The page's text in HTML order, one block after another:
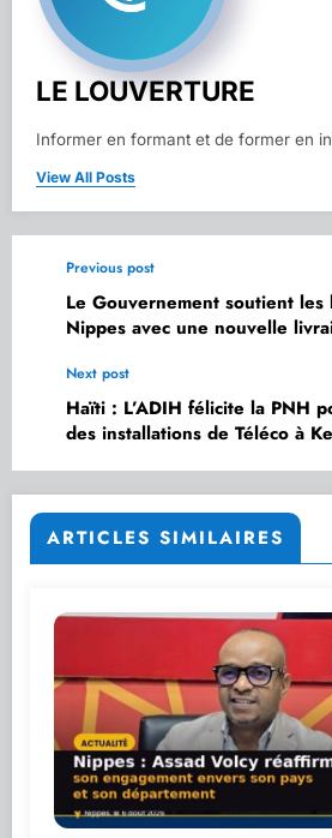
LE LOUVERTURE
Informer en formant et de former en
View All Posts
Previous post
Le Gouvernement soutient les
Nippes avec une nouvelle
Next post
Haïti : L’ADIH félicite la PNH
des installations de Téléco à
ARTICLES SIMILAIRES